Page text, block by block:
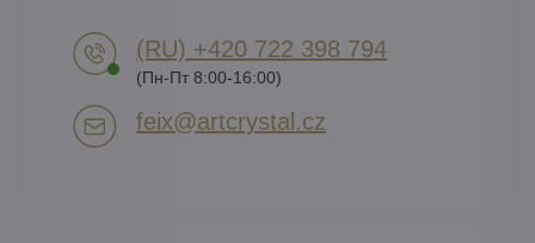
(RU) +420 722 398 794​
(Пн-Пт 8:00-16:00)
feix​@artcrystal​.cz